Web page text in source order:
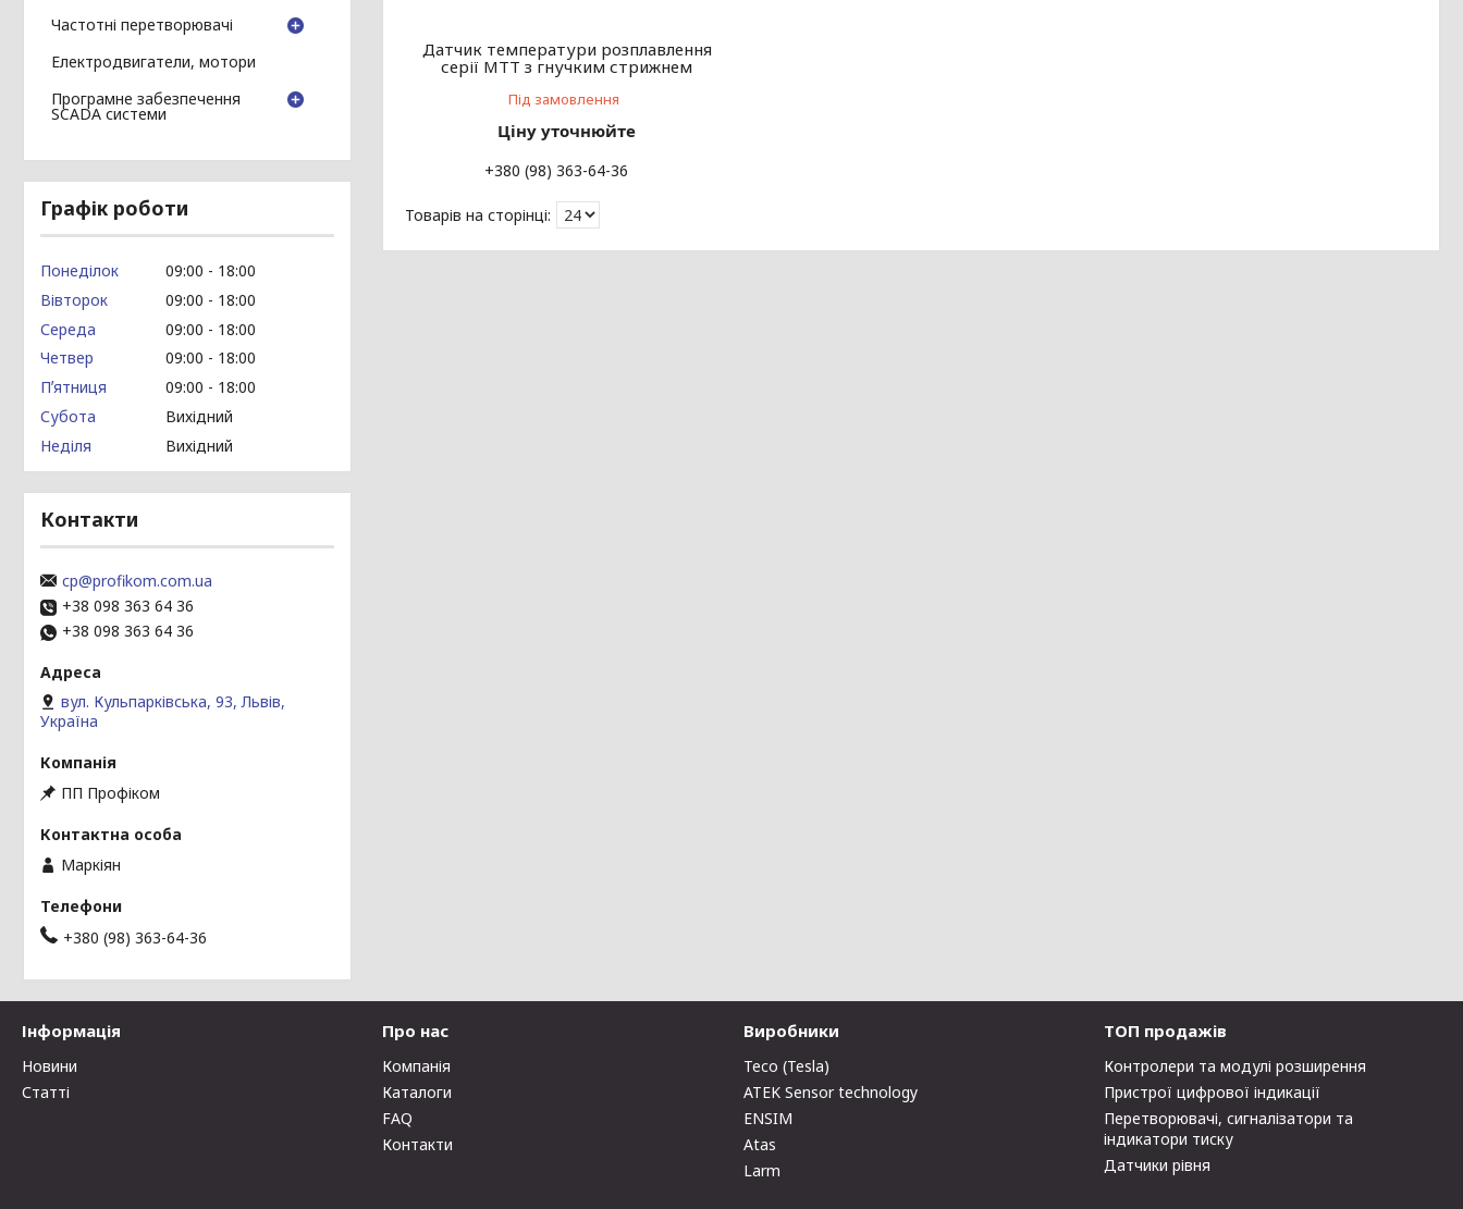
Датчик температури розплавлення
серії MTT з гнучким стрижнем
Під замовлення
Ціну уточнюйте
+380 (98) 363-64-36
Частотні перетворювачі
Електродвигатели, мотори
Програмне забезпечення
SCADA системи
Графік роботи
Понеділок 09:00
18:00
Вівторок
09:00
18:00
Середа
09:00
18:00
Четвер
09:00
18:00
Пʼятниця
09:00
18:00
Субота
Вихідний
Неділя
Вихідний
Контакти
cp@profikom.com.ua
+38 098 363 64 36
+38 098 363 64 36
вул. Кульпарківська, 93, Львів,
Україна
ПП Профіком
Маркіян
+380 (98) 363-64-36
Інформація
Новини
Статті
Про нас
Компанія
Каталоги
FAQ
Контакти
Виробники
Teco (Tesla)
ATEK Sensor technology
ENSIM
Atas
Larm
ТОП продажів
Контролери та модулі розширення
Пристрої цифрової індикації
Перетворювачі, сигналізатори та
індикатори тиску
Датчики рівня